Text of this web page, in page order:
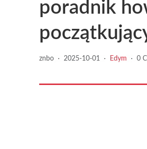
poradnik
znbo · 2025-10-01 · Edym · 0